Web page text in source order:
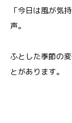
「今日は風が気
声。
ふとした季節の
とがあります。